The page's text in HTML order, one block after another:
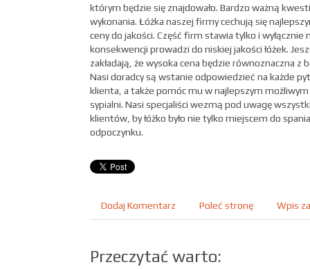
którym będzie się znajdowało. Bardzo ważną
wykonania. Łóżka naszej firmy cechują się
ceny do jakości. Część firm stawia tylko i wyłącznie
konsekwencji prowadzi do niskiej jakości łóżek.
zakładają, że wysoka cena będzie równoznaczna z
Nasi doradcy są wstanie odpowiedzieć na każde
klienta, a także pomóc mu w najlepszym możliwym
sypialni. Nasi specjaliści wezmą pod uwagę
klientów, by łóżko było nie tylko miejscem do
odpoczynku.
Dodaj Komentarz Poleć stronę Wpis
Przeczytać warto: